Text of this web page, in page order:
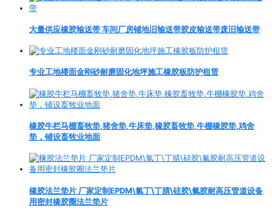
大量供应橡胶输送带 车间厂房铺地旧输送带胶皮输送带废旧输送带
专业工地楼面金刚砂耐磨固化地坪施工橡胶板防护租赁
橡胶牛栏马棚畜牧垫,猪舍垫,牛床垫,橡胶畜牧垫,牛棚橡胶垫,鸡舍
垫，铺设畜牧业地面
橡胶法兰垫片 厂家定制EPDM\氯丁\丁腈\硅胶\氟胶耐高压管道设备
用密封橡胶圈法兰垫片